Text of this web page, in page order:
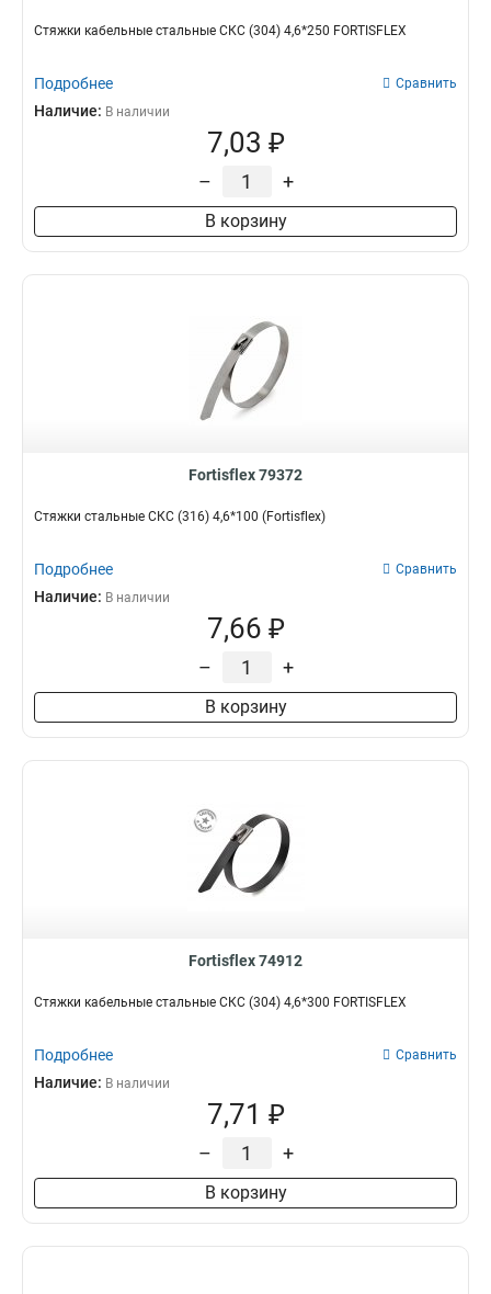
Стяжки кабельные стальные СКС (304) 4,6*250 FORTISFLEX
Подробнее Сравнить
Наличие: В наличии
7,03 ₽
– +
В корзину
Fortisflex 79372
Стяжки стальные СКС (316) 4,6*100 (Fortisflex)
Подробнее Сравнить
Наличие: В наличии
7,66 ₽
– +
В корзину
Fortisflex 74912
Стяжки кабельные стальные СКС (304) 4,6*300 FORTISFLEX
Подробнее Сравнить
Наличие: В наличии
7,71 ₽
– +
В корзину